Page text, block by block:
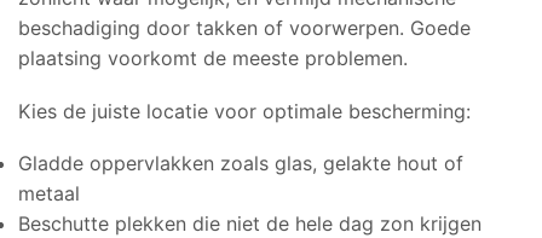
beschadiging door takken of voorwerpen. Goede
plaatsing voorkomt de meeste problemen.
Kies de juiste locatie voor optimale bescherming:
Gladde oppervlakken zoals glas, gelakte hout of
metaal
Beschutte plekken die niet de hele dag zon krijgen